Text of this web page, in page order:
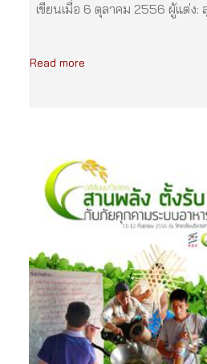
เขียนเมื่อ 6 ตุลาคม 2556 ผู้แต่ง:
Read more